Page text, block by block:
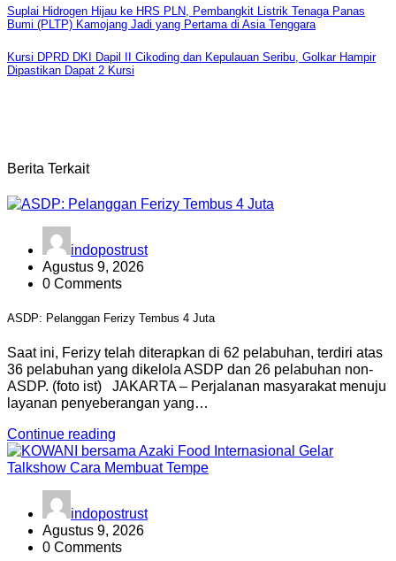
Navigasi
Suplai Hidrogen Hijau ke HRS PLN, Pembangkit Listrik Tenaga Panas
Bumi (PLTP) Kamojang Jadi yang Pertama di Asia Tenggara
Kursi DPRD DKI Dapil II Cikoding dan Kepulauan Seribu, Golkar Hampir
Dipastikan Dapat 2 Kursi
Berita Terkait
indopostrust
Agustus 9, 2026
0 Comments
ASDP: Pelanggan Ferizy Tembus 4 Juta
Saat ini, Ferizy telah diterapkan di 62 pelabuhan, terdiri atas
36 pelabuhan yang dikelola ASDP dan 26 pelabuhan non-
ASDP. (foto ist) JAKARTA – Perjalanan masyarakat menuju
layanan penyeberangan yang…
Continue reading
indopostrust
Agustus 9, 2026
0 Comments